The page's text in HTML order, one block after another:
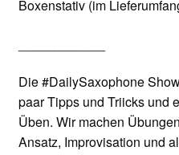
Boxenstativ (im
Die #DailySaxophone
paar Tipps und Triicks und
Üben. Wir machen
Ansatz, Improvisation und